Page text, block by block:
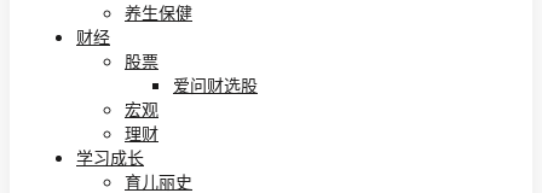
养生保健
财经
股票
爱问财选股
宏观
理财
学习成长
育儿丽史